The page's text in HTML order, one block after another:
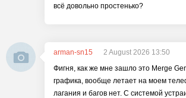
всё довольно простенько?
arman-sn15
2 August 2026 13:50
Фигня, как же мне зашло это Merge
графика, вообще летает на моем
лагания и багов нет. С системой